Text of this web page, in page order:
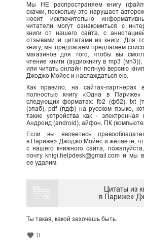
Мы НЕ распространяем книгу
скачки, поскольку это нарушает
носит исключительно
читатели могут ознакомиться с
книги от нашего сайта, с
отзывами и цитатами из книги. Для
книгу, мы предлагаем предлагаем
магазинов для того, чтобы вы
чтение книги (аудиокнигу в mp3 (мп3)),
или читать онлайн полную версию
Джоджо Мойес и наслаждаться ею.
Как правило, на сайтах-партнерах
полностью книгу «Одна в
следующих форматах: fb2 (фб2), txt
(эпаб), pdf (пдф) на русском языке,
такие устройства как -
Андроид (android), айфон, ПК
Если вы являетесь
в Париже» Джоджо Мойес и желаете,
с нашего книжного сайта,
почту knigi.helpdesk@gmail.com и мы
ее удалим.
Цитаты из
в Париже»
Ты такая, какой захочешь быть.
0